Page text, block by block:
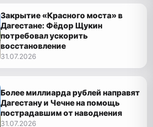
Закрытие «Красного моста» в
Дагестане: Фёдор Щукин
потребовал ускорить
восстановление
31.07.2026
Более миллиарда рублей направят
Дагестану и Чечне на помощь
пострадавшим от наводнения
31.07.2026